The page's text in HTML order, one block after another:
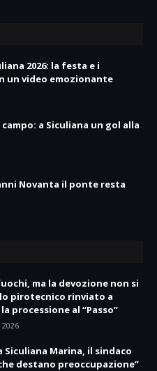
2026: la festa e i
un video emozionante
a Siculiana un gol alla
Novanta il ponte resta
ma la devozione non si
pirotecnico rinviato a
processione al “Passo”
Marina, il sindaco
destano preoccupazione”